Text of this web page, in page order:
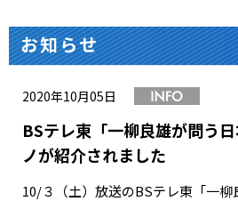
お知らせ
2020年10月05日
BSテレ東「一柳良雄が問う
ノが紹介されました
10/３（土）放送のBSテレ東「一